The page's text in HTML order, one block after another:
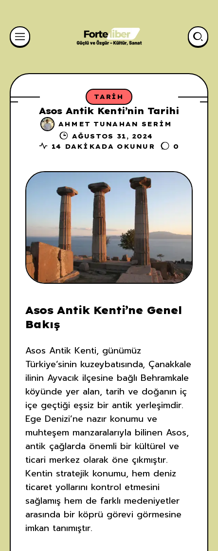
TARIH
Asos Antik Kenti’nin Tarihi
AHMET TUNAHAN SERIM
AĞUSTOS 31, 2024
14 DAKIKADA OKUNUR
0
Asos Antik Kenti’ne Genel
Bakış
Asos Antik Kenti, günümüz
Türkiye’sinin kuzeybatısında, Çanakkale
ilinin Ayvacık ilçesine bağlı Behramkale
köyünde yer alan, tarih ve doğanın iç
içe geçtiği eşsiz bir antik yerleşimdir.
Ege Denizi’ne nazır konumu ve
muhteşem manzaralarıyla bilinen Asos,
antik çağlarda önemli bir kültürel ve
ticari merkez olarak öne çıkmıştır.
Kentin stratejik konumu, hem deniz
ticaret yollarını kontrol etmesini
sağlamış hem de farklı medeniyetler
arasında bir köprü görevi görmesine
imkan tanımıştır.